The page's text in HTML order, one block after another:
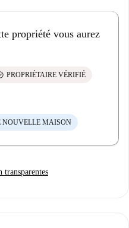
propriété vous aurez
PROPRIÉTAIRE VÉRIFIÉ
NOUVELLE MAISON
transparentes